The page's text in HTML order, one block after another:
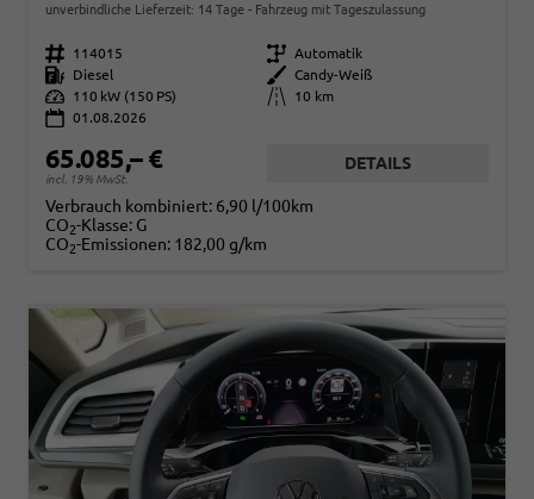
unverbindliche Lieferzeit: 14 Tage Fahrzeug mit Tageszulassung
Fahrzeugnr. 114015 Getriebe Automatik
Kraftstoff
Diesel Außenfarbe
Candy-Weiß
Leistung
110 kW (150 PS) Kilometerstand
10 km
01.08.2026
65.085,– €
incl. 19% MwSt.
DETAILS
Verbrauch kombiniert: 6,90 l/100km
CO2-Klasse: G
CO2-Emissionen: 182,00 g/km